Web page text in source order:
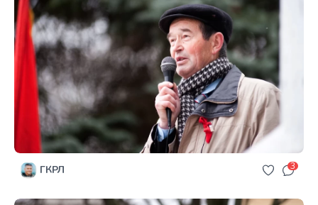
ГКРЛ 3